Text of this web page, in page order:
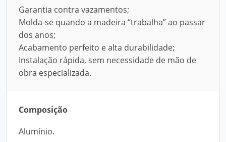
Garantia contra vazamentos;
Molda-se quando a madeira “trabalha” ao passar
dos anos;
Acabamento perfeito e alta durabilidade;
Instalação rápida, sem necessidade de mão de
obra especializada.
Composição
Alumínio.